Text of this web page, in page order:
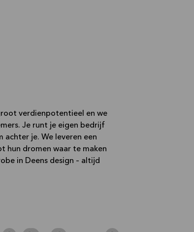
verdienpotentieel en we
Je runt je eigen bedrijf
achter je. We leveren een
hun dromen waar te maken
in Deens design – altijd